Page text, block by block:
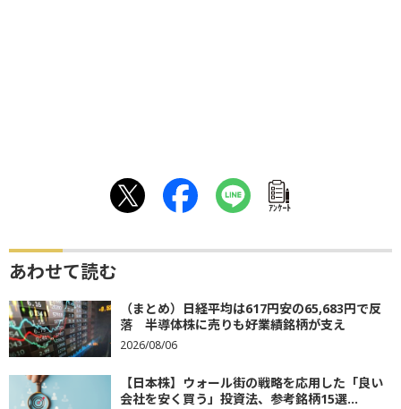
ｱﾝｹｰﾄ
あわせて読む
（まとめ）日経平均は617円安の65,683円で反
落 半導体株に売りも好業績銘柄が支え
2026/08/06
【日本株】ウォール街の戦略を応用した「良い
会社を安く買う」投資法、参考銘柄15選...